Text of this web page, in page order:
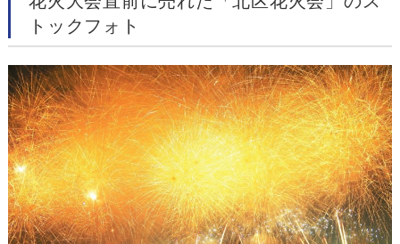
トックフォト